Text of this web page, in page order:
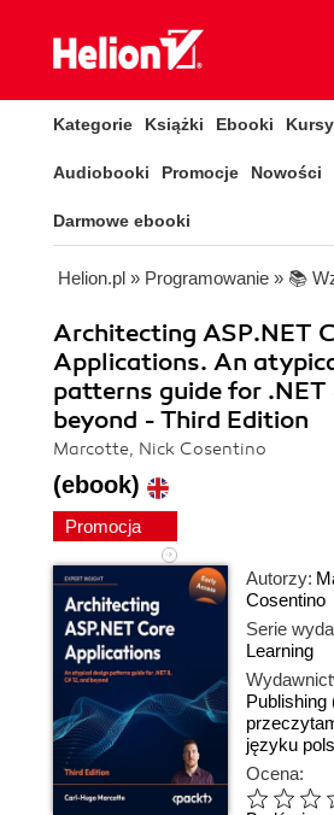
Kategorie Książki Ebooki
Audiobooki Promocje Nowości
Darmowe ebooki
Helion.pl » Programowanie » 📚
Architecting ASP.NET
Applications. An
patterns guide for .NET
beyond - Third Edition
Marcotte, Nick Cosentino
(ebook)
Promocja
Autorzy:
Cosentino
Serie
Learning
Publishing
języku
Ocena: